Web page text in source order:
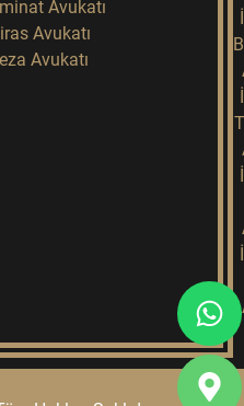
Avukatı
Avukatı
Avukatı
alt
alt